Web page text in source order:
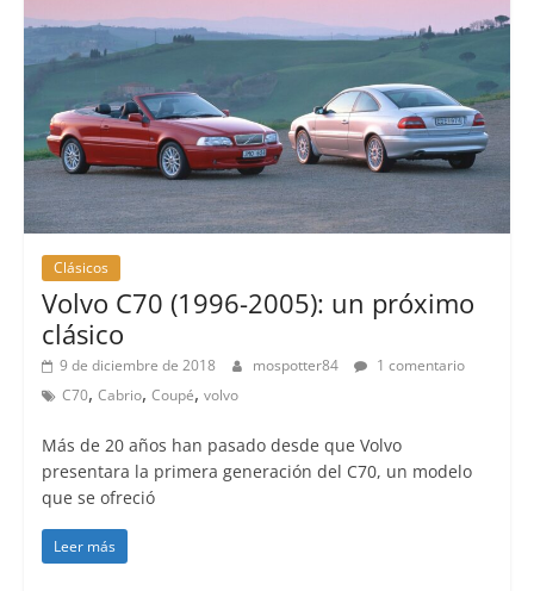
Clásicos
Volvo C70 (1996-2005): un próximo
clásico
9 de diciembre de 2018 mospotter84
1 comentario
C70, Cabrio, Coupé, volvo
Más de 20 años han pasado desde que Volvo
presentara la primera generación del C70, un modelo
que se ofreció
Leer más